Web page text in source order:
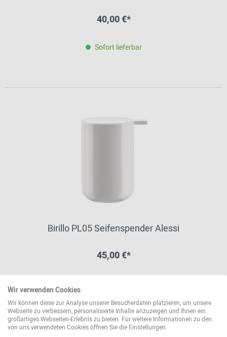
40,00 €*
Sofort lieferbar
Birillo PL05 Seifenspender Alessi
45,00 €*
weitere Varianten erhältlich
Wir verwenden Cookies
Wir können diese zur Analyse unserer Besucherdaten platzieren, um unsere
Webseite zu verbessern, personalisierte Inhalte anzuzeigen und Ihnen ein
großartiges Webseiten-Erlebnis zu bieten. Für weitere Informationen zu den
von uns verwendeten Cookies öffnen Sie die Einstellungen.